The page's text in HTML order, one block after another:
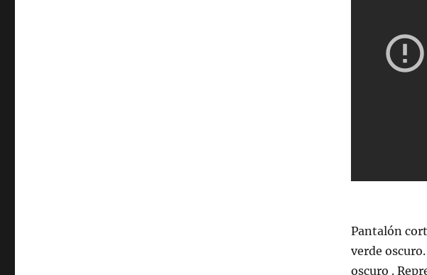
Pantalón
verde
oscuro .